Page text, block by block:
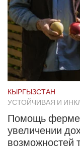
КЫРГЫЗСТАН
УСТОЙЧИВАЯ И
Помощь
увеличении
возможностей